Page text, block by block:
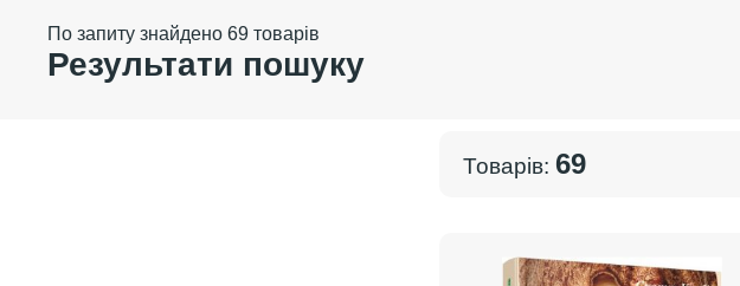
69 ів
Результати пошуку
69